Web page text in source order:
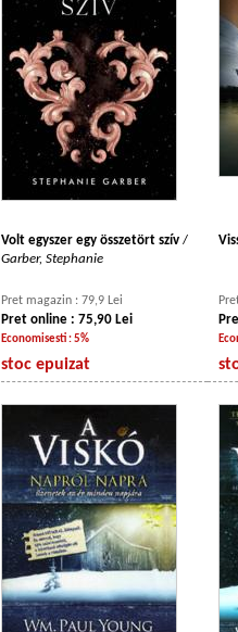
Volt egyszer egy összetört szív /
Garber, Stephanie
Pret magazin : 79,9 Lei
Pret online : 75,90 Lei
Economisesti : 5%
stoc epuizat